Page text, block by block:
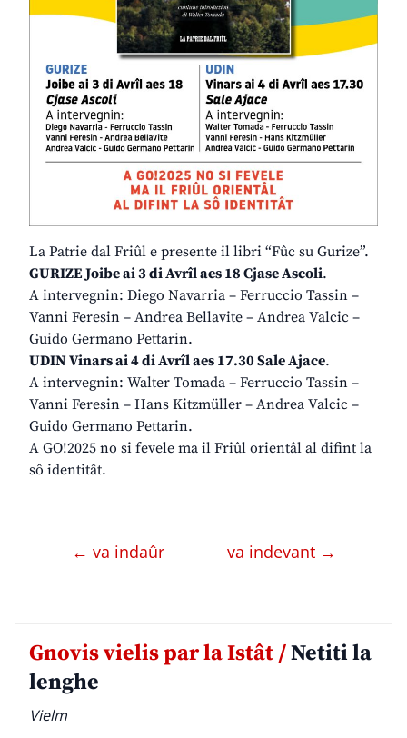
La Patrie dal Friûl e presente il libri “Fûc su Gurize”.
GURIZE Joibe ai 3 di Avrîl aes 18 Cjase Ascoli.
A intervegnin: Diego Navarria – Ferruccio Tassin –
Vanni Feresin – Andrea Bellavite – Andrea Valcic –
Guido Germano Pettarin.
UDIN Vinars ai 4 di Avrîl aes 17.30 Sale Ajace.
A intervegnin: Walter Tomada – Ferruccio Tassin –
Vanni Feresin – Hans Kitzmüller – Andrea Valcic –
Guido Germano Pettarin.
A GO!2025 no si fevele ma il Friûl orientâl al difint la
sô identitât.
← va indaûr va indevant →
Gnovis vielis par la Istât /Netiti la
lenghe
Vielm